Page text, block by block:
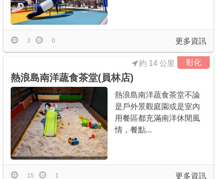
更多資訊
3 0
彰化
約 14 公里
熱浪島南洋蔬食茶堂(員林店)
熱浪島南洋蔬食茶堂不論
是戶外景觀庭園或是室內
用餐區都充滿南洋休閒風
情，餐點...
更多資訊
15 1